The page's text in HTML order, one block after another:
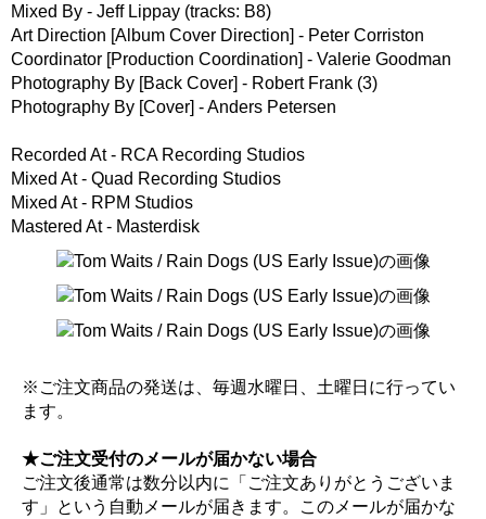
Mixed By - Jeff Lippay (tracks: B8)
Art Direction [Album Cover Direction] - Peter Corriston
Coordinator [Production Coordination] - Valerie Goodman
Photography By [Back Cover] - Robert Frank (3)
Photography By [Cover] - Anders Petersen
Recorded At - RCA Recording Studios
Mixed At - Quad Recording Studios
Mixed At - RPM Studios
Mastered At - Masterdisk
※ご注文商品の発送は、毎週水曜日、土曜日に行ってい
ます。
★ご注文受付のメールが届かない場合
ご注文後通常は数分以内に「ご注文ありがとうございま
す」という自動メールが届きます。このメールが届かな